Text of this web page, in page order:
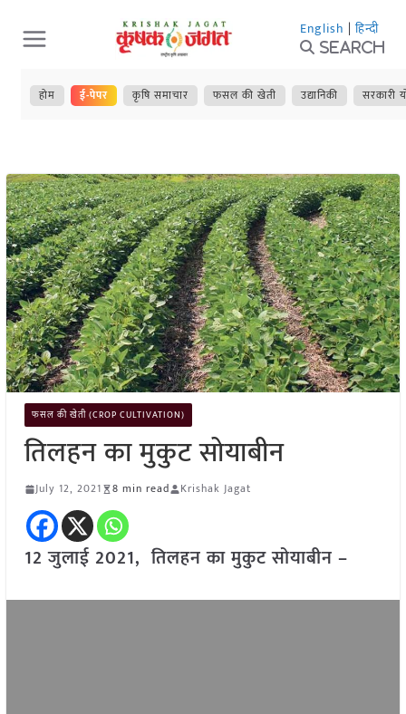
Skip
to
content
English | हिन्दी
Search
होम ई-पेपर कृषि समाचार फसल की खेती उद्यानिकी सरकारी
फसल की खेती (CROP CULTIVATION)
तिलहन का मुकुट सोयाबीन
July 12, 2021 8 min read Krishak Jagat
12 जुलाई 2021, तिलहन का मुकुट सोयाबीन –